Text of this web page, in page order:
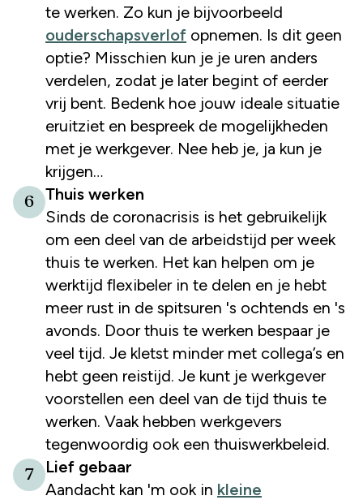
te werken. Zo kun je bijvoorbeeld
ouderschapsverlof opnemen. Is dit geen
optie? Misschien kun je je uren anders
verdelen, zodat je later begint of eerder
vrij bent. Bedenk hoe jouw ideale situatie
eruitziet en bespreek de mogelijkheden
met je werkgever. Nee heb je, ja kun je
krijgen…
6
Thuis werken
Sinds de coronacrisis is het gebruikelijk
om een deel van de arbeidstijd per week
thuis te werken. Het kan helpen om je
werktijd flexibeler in te delen en je hebt
meer rust in de spitsuren 's ochtends en 's
avonds. Door thuis te werken bespaar je
veel tijd. Je kletst minder met collega’s en
hebt geen reistijd. Je kunt je werkgever
voorstellen een deel van de tijd thuis te
werken. Vaak hebben werkgevers
tegenwoordig ook een thuiswerkbeleid.
7
Lief gebaar
Aandacht kan 'm ook in kleine